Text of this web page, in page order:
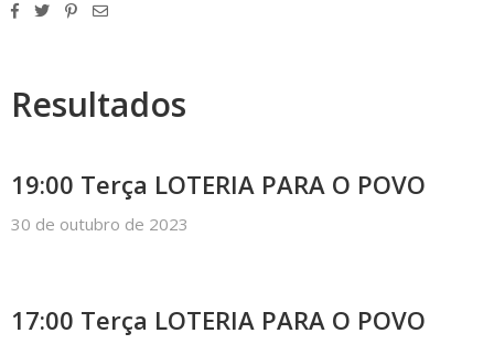
Resultados
19:00 Terça LOTERIA PARA O POVO
30 de outubro de 2023
17:00 Terça LOTERIA PARA O POVO